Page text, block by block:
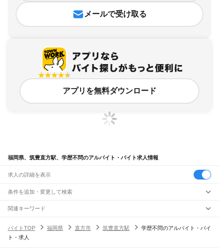
メールで受け取る
アプリを無料ダウンロード
福岡県、筑豊直方駅、学歴不問のアルバイト・バイト求人情報
求人の詳細を表示
条件を追加・変更して検索
市区町村を追加・変更
福岡県すべて
北九州市
駅を追加・変更
職種を追加・変更
関連キーワード
バイトTOP
福岡県 直方市 筑豊直方駅
学歴不問のアルバイト・バイ
ト・求人